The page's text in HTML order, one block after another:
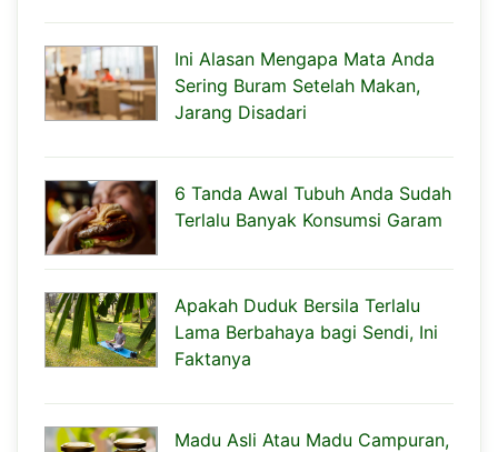
Ini Alasan Mengapa Mata Anda
Sering Buram Setelah Makan,
Jarang Disadari
6 Tanda Awal Tubuh Anda Sudah
Terlalu Banyak Konsumsi Garam
Apakah Duduk Bersila Terlalu
Lama Berbahaya bagi Sendi, Ini
Faktanya
Madu Asli Atau Madu Campuran,